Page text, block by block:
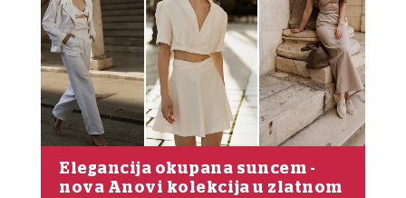
Elegancija okupana suncem -
nova Anovi kolekcija u zlatnom